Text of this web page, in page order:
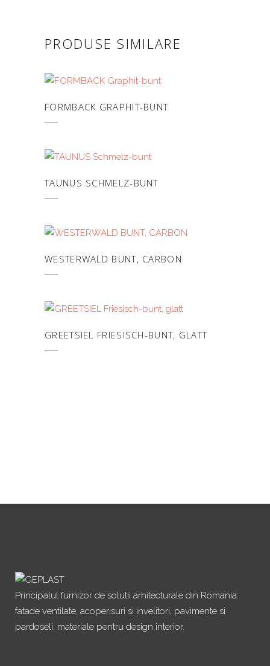
PRODUSE SIMILARE
FORMBACK GRAPHIT-BUNT
TAUNUS SCHMELZ-BUNT
WESTERWALD BUNT, CARBON
GREETSIEL FRIESISCH-BUNT, GLATT
Principalul furnizor de solutii arhitecturale din Romania:
fatade ventilate, acoperisuri si invelitori, pavimente si
pardoseli, materiale pentru design interior.